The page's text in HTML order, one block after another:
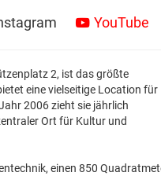
YouTube
2, ist das größte
eine vielseitige Location für
2006 zieht sie jährlich
Ort für Kultur und
einen 850